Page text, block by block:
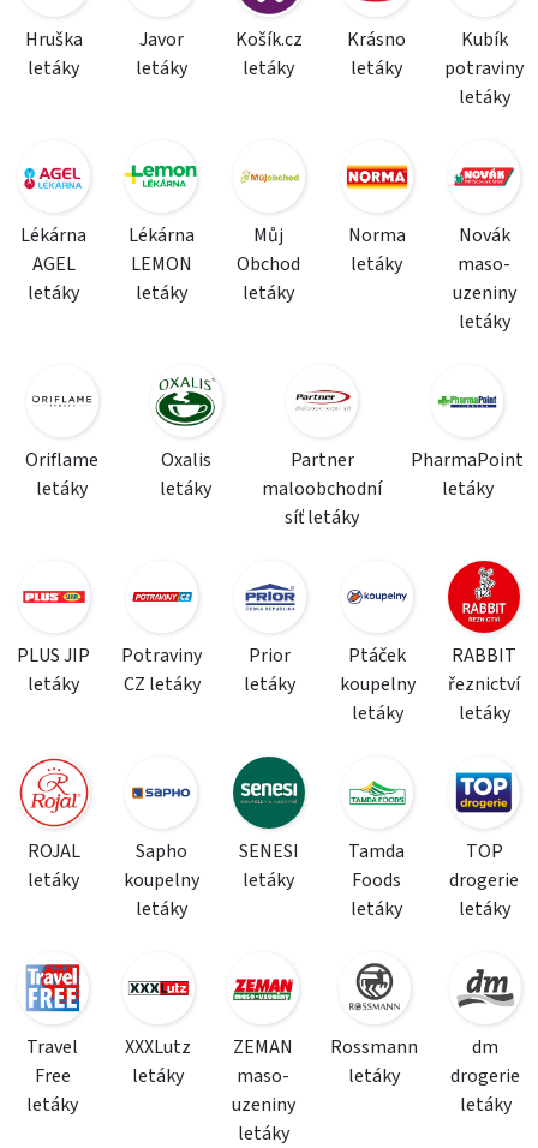
Hruška
letáky
Javor
letáky
Košík.cz
letáky
Krásno
letáky
Kubík
potraviny
letáky
Lékárna
AGEL
letáky
Lékárna
LEMON
letáky
Můj
Obchod
letáky
Norma
letáky
Novák
maso-
uzeniny
letáky
Oriflame
letáky
Oxalis
letáky
Partner
maloobchodní
síť letáky
PharmaPoint
letáky
PLUS JIP
letáky
Potraviny
CZ letáky
Prior
letáky
Ptáček
koupelny
letáky
RABBIT
řeznictví
letáky
ROJAL
letáky
Sapho
koupelny
letáky
SENESI
letáky
Tamda
Foods
letáky
TOP
drogerie
letáky
Travel
Free
letáky
XXXLutz
letáky
ZEMAN
maso-
uzeniny
letáky
Rossmann
letáky
dm
drogerie
letáky